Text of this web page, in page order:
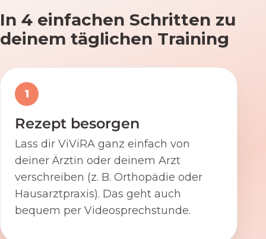
In 4 einfachen Schritten zu
deinem täglichen Training
1
Rezept besorgen
Lass dir ViViRA ganz einfach von
deiner Ärztin oder deinem Arzt
verschreiben (z. B. Orthopädie oder
Hausarztpraxis). Das geht auch
bequem per Videosprechstunde.